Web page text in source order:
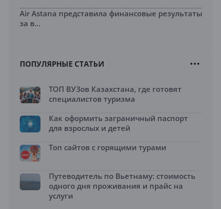
Air Astana представила финансовые результаты
за в...
ПОПУЛЯРНЫЕ СТАТЬИ
ТОП ВУЗов Казахстана, где готовят
специалистов туризма
Как оформить заграничный паспорт
для взрослых и детей
Топ сайтов с горящими турами
Путеводитель по Вьетнаму: стоимость
одного дня проживания и прайс на
услуги